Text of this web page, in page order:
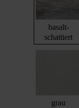
basalt-
schattiert
grau